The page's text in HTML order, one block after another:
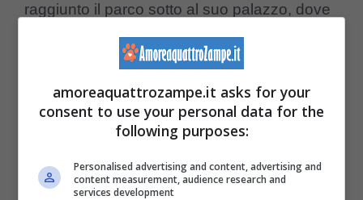
raggiunto il parco sotto al suo palazzo, dove
fino a pochi giorni prima era solita giocare
insieme ai suoi amici. Qui la piccola ha
trovato il gattino e gli ha dato damangiare
padroncina ed è rimasto insieme agli altri
amoreaquattrozampe.it asks for your
consent to use your personal data for the
following purposes:
Personalised advertising and content, advertising and
content measurement, audience research and
services development